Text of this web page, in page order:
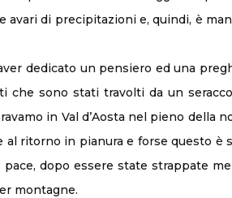
di precipitazioni e, quindi, è
dedicato un pensiero ed una
che sono stati travolti da un
in Val d’Aosta nel pieno della
ritorno in pianura e forse questo è
dopo essere state strappate
montagne.